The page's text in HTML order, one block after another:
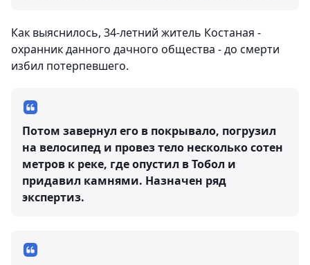
Как выяснилось, 34-летний житель Костаная -
охранник данного дачного общества - до смерти
избил потерпевшего.
Потом завернул его в покрывало, погрузил
на велосипед и провез тело несколько сотен
метров к реке, где опустил в Тобол и
придавил камнями. Назначен ряд
экспертиз.